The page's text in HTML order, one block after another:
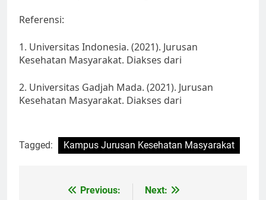
Referensi:
1. Universitas Indonesia. (2021). Jurusan
Kesehatan Masyarakat. Diakses dari
2. Universitas Gadjah Mada. (2021). Jurusan
Kesehatan Masyarakat. Diakses dari
Tagged: Kampus Jurusan Kesehatan Masyarakat
Previous: Next: